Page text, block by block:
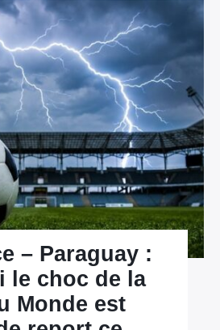
– Paraguay :
le choc de la
Monde est